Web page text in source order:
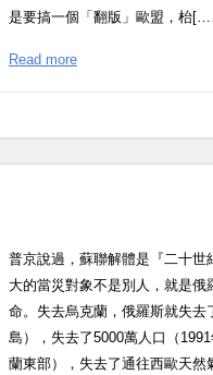
是要搞一個「翻版」歐盟，枱
Read more
普京說過，蘇聯解體是『二十
大的當災對象不是別人，就是
命。失去烏克蘭，俄羅斯就失
島），失去了5000萬人口（
蘭東部），失去了通往西歐天